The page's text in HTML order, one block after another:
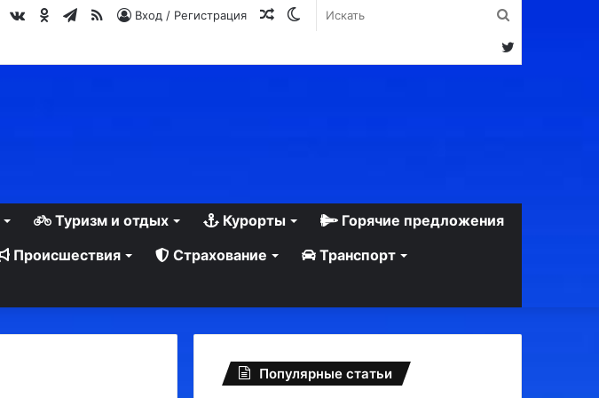
Switch
Случайная
Вход / Регистрация
RSS
Telegram
Одноклассники
vk.com
Twitter
Туризм и отдых Курорты
Горячие предложения
Происшествия Страхование
Транспорт
Популярные статьи